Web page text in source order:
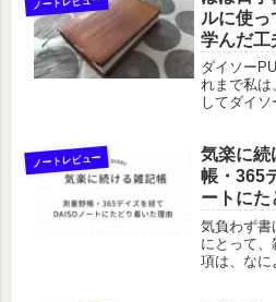
入りました
ルに使っ
学んだ工
ダイソー
れまで私は
してダイ
使い切った
に使える日
ノートレビュー
気楽に続
帳・365
ートにた
気負わず書
にとって
項は、なに